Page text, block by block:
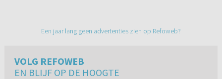
Een jaar lang geen advertenties zien op Refoweb?
VOLG REFOWEB
EN BLIJF OP DE HOOGTE